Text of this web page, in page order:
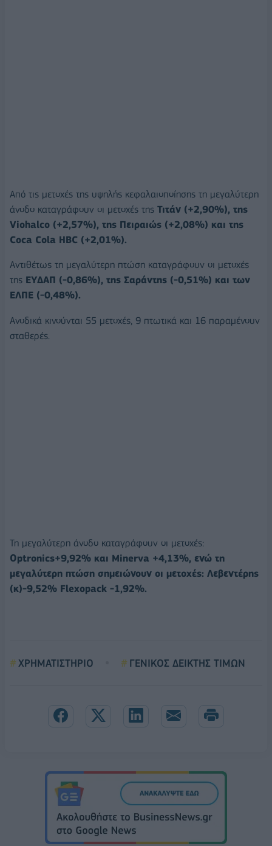
Από τις μετοχές της υψηλής κεφαλαιοποίησης τη μεγαλύτερη
άνοδο καταγράφουν οι μετοχές της Τιτάν (+2,90%), της
Viohalco (+2,57%), της Πειραιώς (+2,08%) και της
Coca Cola HBC (+2,01%).
Αντιθέτως τη μεγαλύτερη πτώση καταγράφουν οι μετοχές
της ΕΥΔΑΠ (-0,86%), της Σαράντης (-0,51%) και των
ΕΛΠΕ (-0,48%).
Ανοδικά κινούνται 55 μετοχές, 9 πτωτικά και 16 παραμένουν
σταθερές.
Τη μεγαλύτερη άνοδο καταγράφουν οι μετοχές:
Optronics+9,92% και Minerva +4,13%, ενώ τη
μεγαλύτερη πτώση σημειώνουν οι μετοχές: Λεβεντέρης
(κ)-9,52% Flexopack -1,92%.
ΧΡΗΜΑΤΙΣΤΗΡΙΟ ΓΕΝΙΚΟΣ ΔΕΙΚΤΗΣ ΤΙΜΩΝ